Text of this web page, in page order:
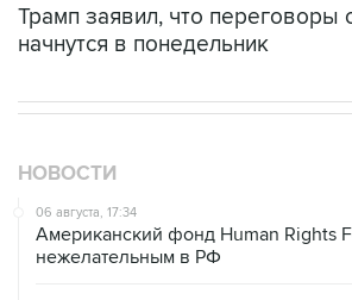
Трамп заявил, что переговоры
начнутся в понедельник
НОВОСТИ
06 августа, 17:34
Американский фонд Human Rights
нежелательным в РФ